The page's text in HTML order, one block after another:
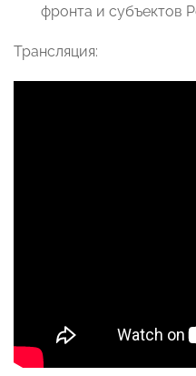
фронта и субъектов
Трансляция: